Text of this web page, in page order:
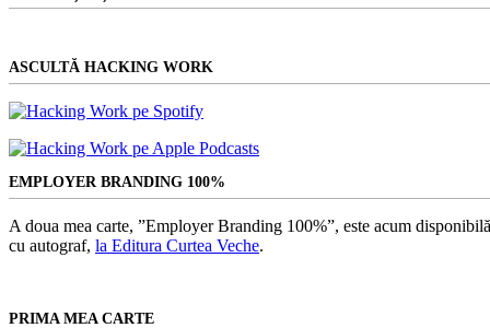
ASCULTĂ HACKING WORK
EMPLOYER BRANDING 100%
A doua mea carte, ”Employer Branding 100%”, este acum
cu autograf, la Editura Curtea Veche.
PRIMA MEA CARTE